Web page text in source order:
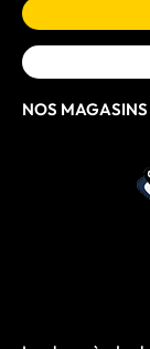
NOS MAGASINS